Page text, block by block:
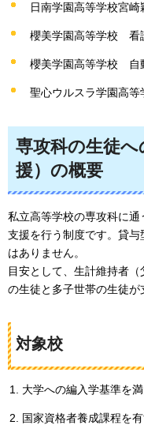
日南学園高等学校宮崎
櫻美学園高等学校 看
櫻美学園高等学校 自
聖心ウルスラ学園高等
専攻科の生徒
援）の概要
私立高等学校の専攻科に
支援を行う制度です。貸
はありません。
目安として、生計維持者
の生徒と多子世帯の生徒が
対象校
大学への編入学基準を
国家資格者養成課程を